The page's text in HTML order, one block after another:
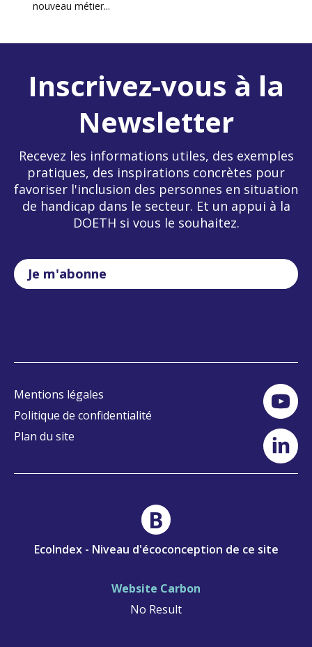
nouveau métier...
Inscrivez-vous à la
Newsletter
Recevez les informations utiles, des exemples
pratiques, des inspirations concrètes pour
favoriser l'inclusion des personnes en situation
de handicap dans le secteur. Et un appui à la
DOETH si vous le souhaitez.
Je m'abonne
Mentions légales
Politique de confidentialité
Plan du site
EcoIndex - Niveau d'écoconception de ce site
B
Website Carbon
No Result